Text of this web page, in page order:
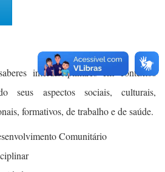
interdisciplinares em contextos
seus aspectos sociais, culturais,
formativos, de trabalho e de saúde.
Comunitário